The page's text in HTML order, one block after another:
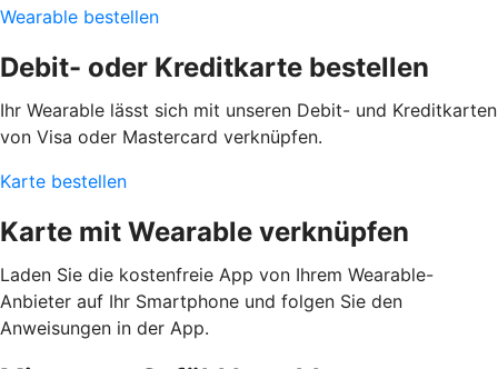
Wearable bestellen
Debit- oder Kreditkarte bestellen
Ihr Wearable lässt sich mit unseren Debit- und Kreditkarten
von Visa oder Mastercard verknüpfen.
Karte bestellen
Karte mit Wearable verknüpfen
Laden Sie die kostenfreie App von Ihrem Wearable-
Anbieter auf Ihr Smartphone und folgen Sie den
Anweisungen in der App.